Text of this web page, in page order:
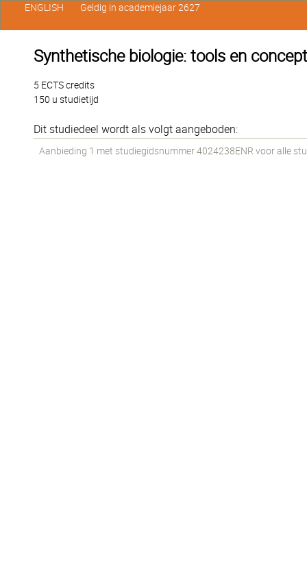
Synthetische biologie: tools en
5 ECTS credits
150 u studietijd
Dit studiedeel wordt als volgt aangeboden:
Aanbieding 1 met studiegidsnummer 4024238ENR voor alle
ENGLISH Geldig in academiejaar 2627